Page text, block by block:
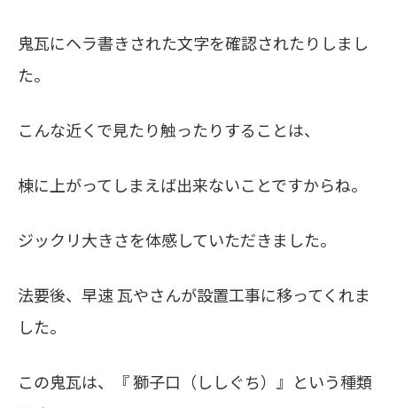
鬼瓦にヘラ書きされた文字を確認されたりしまし
た。
こんな近くで見たり触ったりすることは、
棟に上がってしまえば出来ないことですからね。
ジックリ大きさを体感していただきました。
法要後、早速 瓦やさんが設置工事に移ってくれま
した。
この鬼瓦は、『 獅子口（ししぐち）』という種類